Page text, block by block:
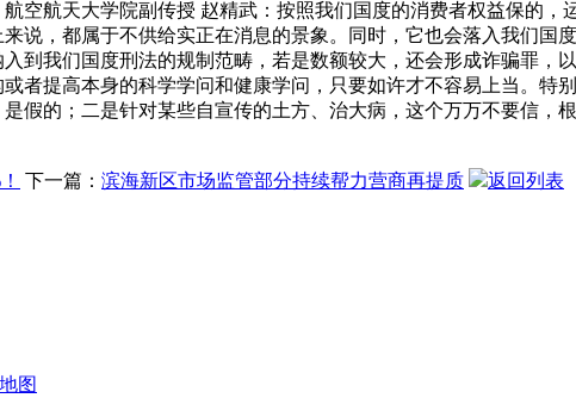
空航天大学院副传授 赵精武：按照我们国度的消费者权益保的，
说，都属于不供给实正在消息的景象。同时，它也会落入我们国
到我们国度刑法的规制范畴，若是数额较大，还会形成诈骗罪，
者提高本身的科学学问和健康学问，只要如许才不容易上当。特
假的；二是针对某些自宣传的土方、治大病，这个万万不要信，
下一篇： 滨海新区市场监管部分持续帮力营商再提质 返回列表
图